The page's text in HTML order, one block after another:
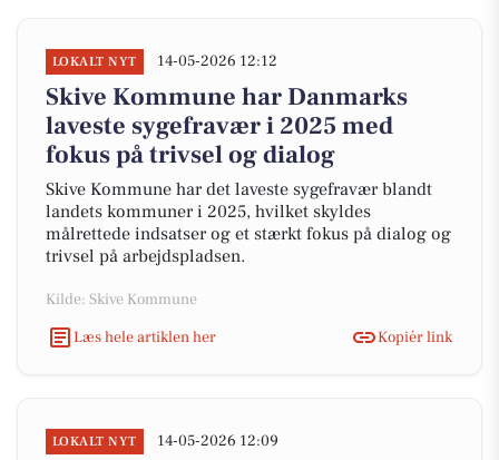
LOKALT NYT 14-05-2026 12:12
Skive Kommune har Danmarks
laveste sygefravær i 2025 med
fokus på trivsel og dialog
Skive Kommune har det laveste sygefravær blandt
landets kommuner i 2025, hvilket skyldes
målrettede indsatser og et stærkt fokus på dialog og
trivsel på arbejdspladsen.
Kilde: Skive Kommune
Læs hele artiklen her
Kopiér link
LOKALT NYT 14-05-2026 12:09